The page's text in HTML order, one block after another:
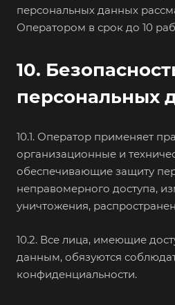
персональных данных
Оператором в срок до 10
10.
персональных
10.1. Оператор применяет
организационные и
обеспечивающие защиту
неправомерного доступа,
уничтожения,
10.2. Все лица, имеющие
данным, обязуются
конфиденциальности.